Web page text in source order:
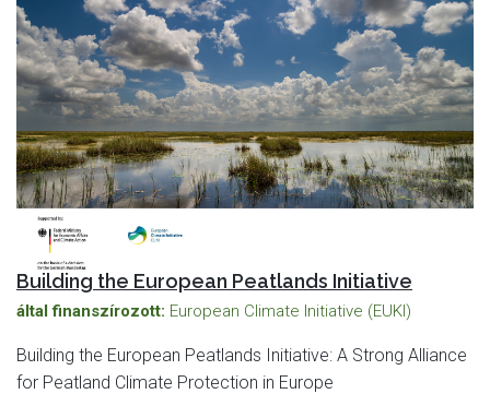
Building the European Peatlands Initiative
által finanszírozott: European Climate Initiative (EUKI)
Building the European Peatlands Initiative: A Strong Alliance
for Peatland Climate Protection in Europe